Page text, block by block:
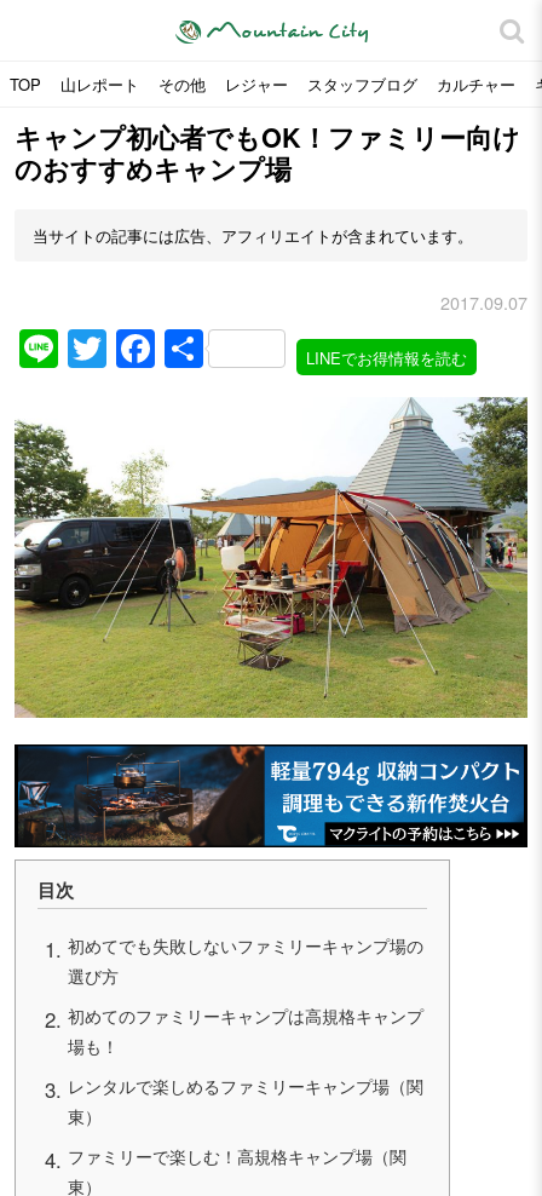
TOP 山レポート その他 レジャー スタッフブログ カルチャー
キャンプ初心者でもOK！ファミリー向け
のおすすめキャンプ場
当サイトの記事には広告、アフィリエイトが含まれています。
2017.09.07
LineTwitter
Facebook
共
有
LINEでお得情報を読む
目次
初めてでも失敗しないファミリーキャンプ場の
選び方
初めてのファミリーキャンプは高規格キャンプ
場も！
レンタルで楽しめるファミリーキャンプ場（関
東）
ファミリーで楽しむ！高規格キャンプ場（関
東）